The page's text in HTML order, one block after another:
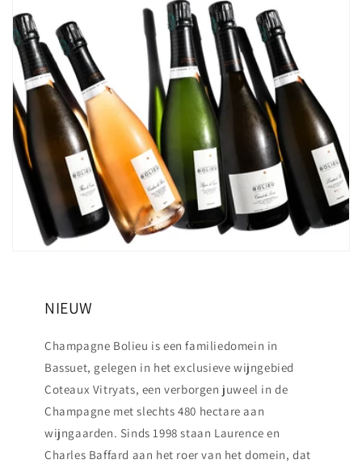
NIEUW
Champagne Bolieu is een familiedomein in
Bassuet, gelegen in het exclusieve wijngebied
Coteaux Vitryats, een verborgen juweel in de
Champagne met slechts 480 hectare aan
wijngaarden. Sinds 1998 staan Laurence en
Charles Baffard aan het roer van het domein, dat